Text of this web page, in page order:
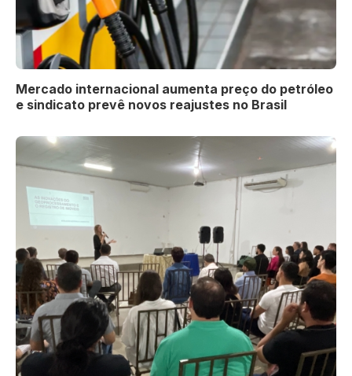
Mercado internacional aumenta preço do petróleo
e sindicato prevê novos reajustes no Brasil